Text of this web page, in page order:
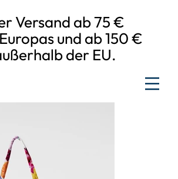
Versand ab 75 €
und ab 150 €
der EU.